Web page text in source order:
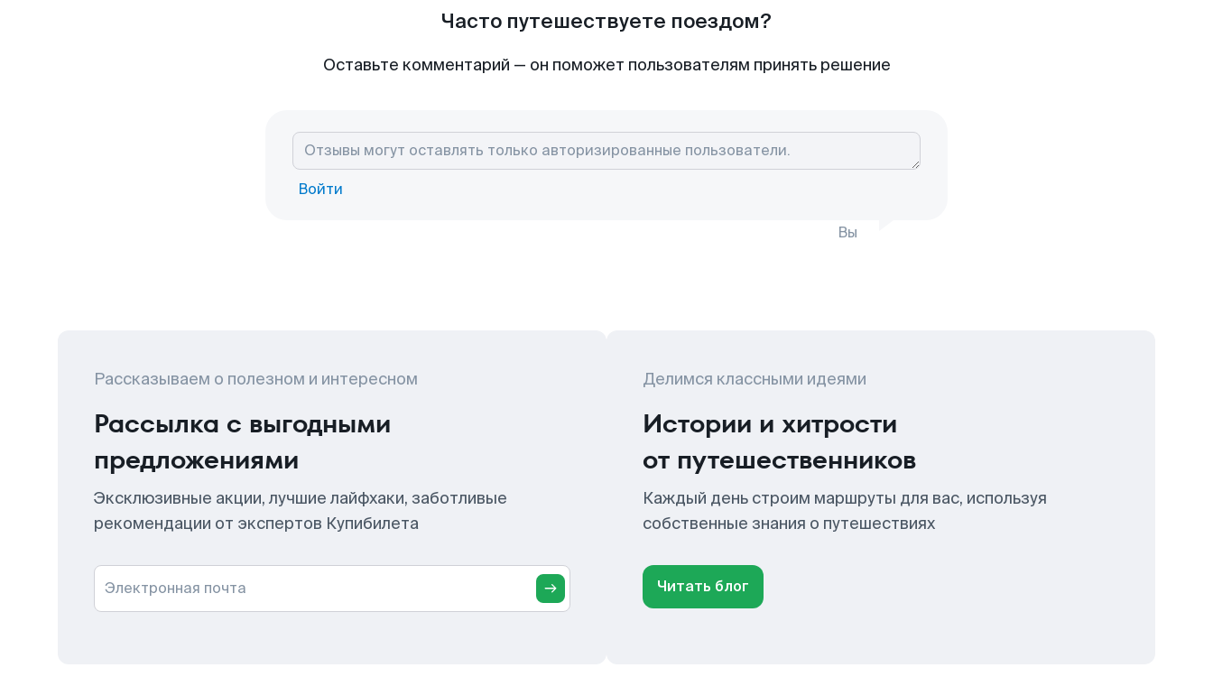
Часто путешествуете поездом?
Оставьте комментарий — он поможет пользователям принять решение
Войти
Вы
Рассказываем о полезном и интересном
Рассылка с выгодными
предложениями
Эксклюзивные акции, лучшие лайфхаки, заботливые
рекомендации от экспертов Купибилета
Электронная почта
Делимся классными идеями
Истории и хитрости
от путешественников
Каждый день строим маршруты для вас, используя
собственные знания о путешествиях
Читать блог